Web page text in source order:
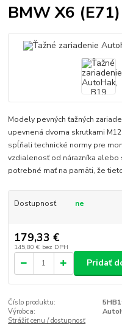
BMW X6
Modely pevných ťažných
upevnená dvoma skrutkami
spĺňali technické normy pre
vzdialenosť od nárazníka alebo
potrebné mať na pamäti, že
Dostupnosť ne
179,33 €
145,80 € bez DPH
Pridať
Číslo produktu:
Výrobca:
Strážiť cenu / dostupnosť